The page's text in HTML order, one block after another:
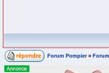
Forum Pompier »